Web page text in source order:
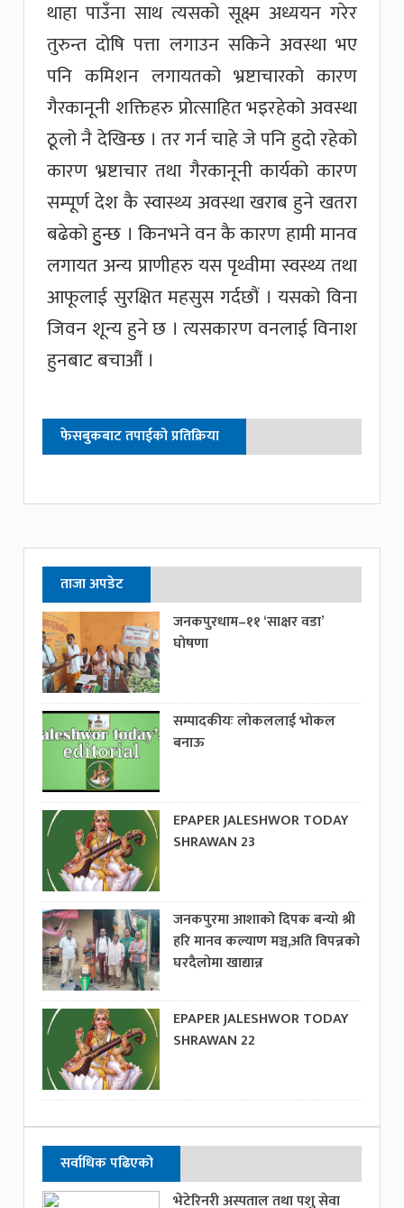
थाहा पाउँना साथ त्यसको सूक्ष्म अध्ययन गरेर
तुरुन्त दोषि पत्ता लगाउन सकिने अवस्था भए
पनि कमिशन लगायतको भ्रष्टाचारको कारण
गैरकानूनी शक्तिहरु प्रोत्साहित भइरहेको अवस्था
ठूलो नै देखिन्छ । तर गर्न चाहे जे पनि हुदो रहेको
कारण भ्रष्टाचार तथा गैरकानूनी कार्यको कारण
सम्पूर्ण देश कै स्वास्थ्य अवस्था खराब हुने खतरा
बढेको हुुन्छ । किनभने वन कै कारण हामी मानव
लगायत अन्य प्राणीहरु यस पृथ्वीमा स्वस्थ्य तथा
आफूलाई सुरक्षित महसुस गर्दछौं । यसको विना
जिवन शून्य हुने छ । त्यसकारण वनलाई विनाश
हुनबाट बचाऔं ।
फेसबुकबाट तपाईको प्रतिक्रिया
ताजा अपडेट
जनकपुरधाम–११ ‘साक्षर वडा’
घोषणा
सम्पादकीयः लोकललाई भोकल
बनाऊ
EPAPER JALESHWOR TODAY
SHRAWAN 23
जनकपुरमा आशाको दिपक बन्यो श्री
हरि मानव कल्याण मञ्च,अति विपन्नको
घरदैलोमा खाद्यान्न
EPAPER JALESHWOR TODAY
SHRAWAN 22
सर्वाधिक पढिएको
भेटेरिनरी अस्पताल तथा पशु सेवा